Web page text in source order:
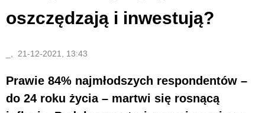
oszczędzają i inwestują?
_, 21-12-2021, 13:43
Prawie 84% najmłodszych respondentów –
do 24 roku życia – martwi się rosnącą